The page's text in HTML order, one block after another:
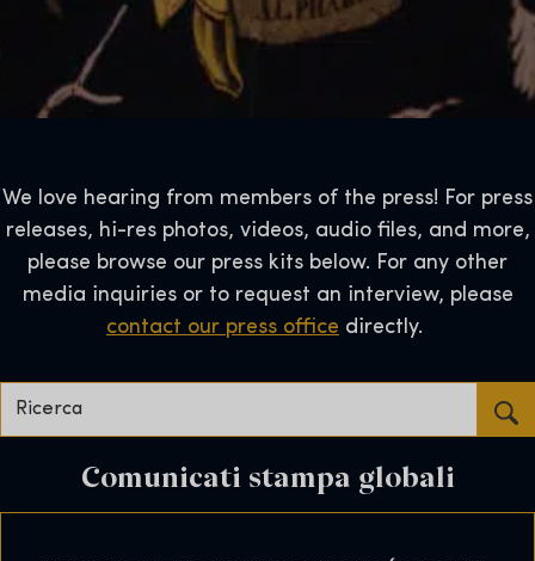
We love hearing from members of the press! For press
releases, hi-res photos, videos, audio files, and more,
please browse our press kits below. For any other
media inquiries or to request an interview, please
contact our press office directly.
Comunicati stampa globali